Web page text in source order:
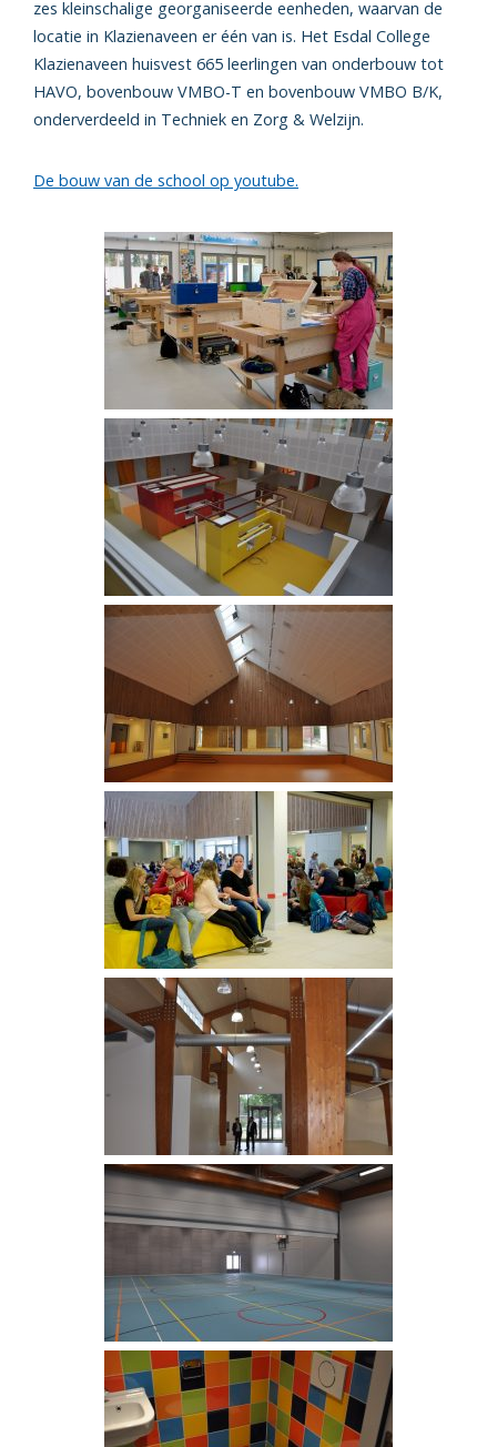
zes kleinschalige georganiseerde eenheden, waarvan de
locatie in Klazienaveen er één van is. Het Esdal College
Klazienaveen huisvest 665 leerlingen van onderbouw tot
HAVO, bovenbouw VMBO-T en bovenbouw VMBO B/K,
onderverdeeld in Techniek en Zorg & Welzijn.
De bouw van de school op youtube.